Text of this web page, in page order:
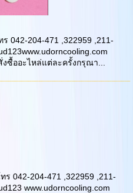
042-204-471 ,322959 ,211-
งซื้ออะไหล่แต่ละครั้งกรุณา...
ร 042-204-471 ,322959 ,211-
www.udorncooling.com